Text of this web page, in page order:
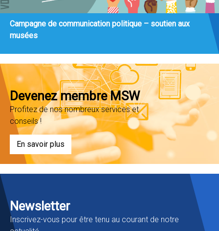
Campagne de communication politique – soutien aux
musées
Devenez membre MSW
Profitez de nos nombreux services et
conseils !
En savoir plus
Newsletter
Inscrivez-vous pour être tenu au courant de notre